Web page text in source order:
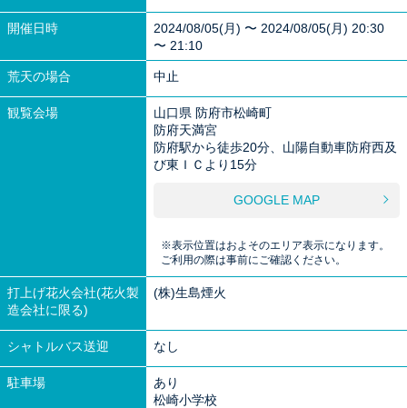
開催日時
2024/08/05(月) 〜 2024/08/05(月) 20:30
〜 21:10
荒天の場合 中止
観覧会場
山口県 防府市松崎町
防府天満宮
防府駅から徒歩20分、山陽自動車防府西及
び東ＩＣより15分
GOOGLE MAP
※表示位置はおよそのエリア表示になります。
ご利用の際は事前にご確認ください。
打上げ花火会社(花火製
造会社に限る)
(株)生島煙火
シャトルバス送迎 なし
駐車場
あり
松崎小学校